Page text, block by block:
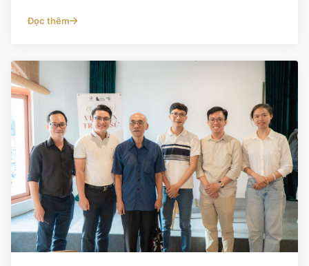
Đọc thêm